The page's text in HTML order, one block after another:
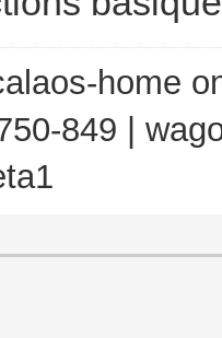
home
849 |